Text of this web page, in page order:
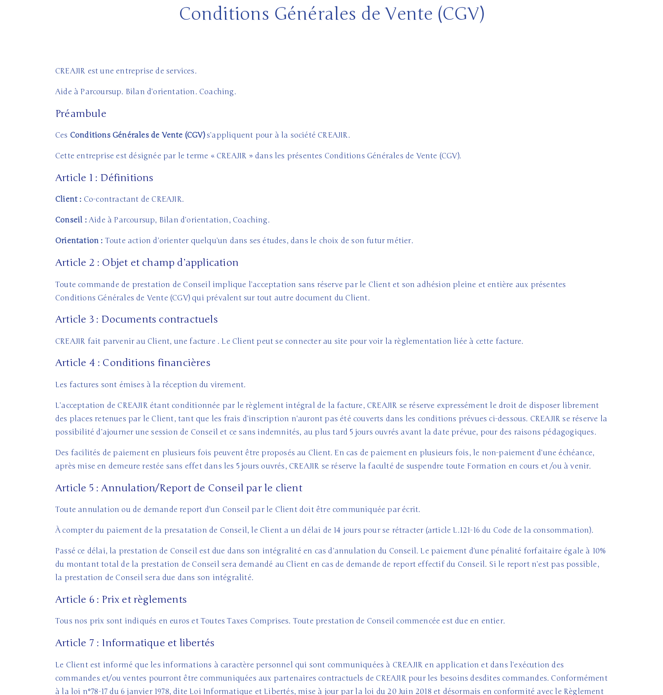
Conditions Générales de Vente (CGV)
CREAJIR est une entreprise de services.
Aide à Parcoursup. Bilan d’orientation. Coaching.
Préambule
Ces Conditions Générales de Vente (CGV)s’appliquent pour à la société CREAJIR.
Cette entreprise est désignée par le terme « CREAJIR » dans les présentes Conditions Générales de Vente (CGV).
Article 1 : Définitions
Client : Co-contractant de CREAJIR.
Conseil :Aide à Parcoursup, Bilan d’orientation, Coaching.
Orientation : Toute action d’orienter quelqu’un dans ses études, dans le choix de son futur métier.
Article 2 : Objet et champ d’application
Toute commande de prestation de Conseil implique l’acceptation sans réserve par le Client et son adhésion pleine et entière aux présentes
Conditions Générales de Vente (CGV) qui prévalent sur tout autre document du Client.
Article 3 : Documents contractuels
CREAJIR fait parvenir au Client, une facture . Le Client peut se connecter au site pour voir la règlementation liée à cette facture.
Article 4 : Conditions financières
Les factures sont émises à la réception du virement.
L’acceptation de CREAJIR étant conditionnée par le règlement intégral de la facture, CREAJIR se réserve expressément le droit de disposer librement
des places retenues par le Client, tant que les frais d’inscription n’auront pas été couverts dans les conditions prévues ci-dessous. CREAJIR se réserve la
possibilité d’ajourner une session de Conseil et ce sans indemnités, au plus tard 5 jours ouvrés avant la date prévue, pour des raisons pédagogiques.
Des facilités de paiement en plusieurs fois peuvent être proposés au Client. En cas de paiement en plusieurs fois, le non-paiement d’une échéance,
après mise en demeure restée sans effet dans les 5 jours ouvrés, CREAJIR se réserve la faculté de suspendre toute Formation en cours et /ou à venir.
Article 5 : Annulation/Report de Conseil par le client
Toute annulation ou de demande report d’un Conseil par le Client doit être communiquée par écrit.
À compter du paiement de la presatation de Conseil, le Client a un délai de 14 jours pour se rétracter (article L.121-16 du Code de la consommation).
Passé ce délai, la prestation de Conseil est due dans son intégralité en cas d’annulation du Conseil. Le paiement d’une pénalité forfaitaire égale à 10%
du montant total de la prestation de Conseil sera demandé au Client en cas de demande de report effectif du Conseil. Si le report n’est pas possible,
la prestation de Conseil sera due dans son intégralité.
Article 6 : Prix et règlements
Tous nos prix sont indiqués en euros et Toutes Taxes Comprises. Toute prestation de Conseil commencée est due en entier.
Article 7 : Informatique et libertés
Le Client est informé que les informations à caractère personnel qui sont communiquées à CREAJIR en application et dans l’exécution des
commandes et/ou ventes pourront être communiquées aux partenaires contractuels de CREAJIR pour les besoins desdites commandes. Conformément
à la loi n°78-17 du 6 janvier 1978, dite Loi Informatique et Libertés, mise à jour par la loi du 20 Juin 2018 et désormais en conformité avec le Règlement